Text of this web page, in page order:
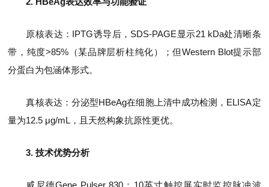
原核表达：IPTG诱导后，SDS-PAGE显示21 kDa处清晰条
带，纯度>85%（某品牌层析柱纯化）；但Western Blot提示部
分蛋白为包涵体形式。
真核表达：分泌型HBeAg在细胞上清中成功检测，ELISA定
量为12.5 μg/mL，且天然构象抗原性更优。
3. 技术优势分析
威尼德Gene Pulser 830：10英寸触控屏实时监控脉冲波